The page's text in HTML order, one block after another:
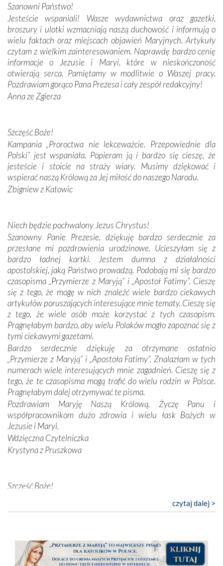
połączenie talentów z wytrwałością i pracowitością
budowniczych.
Podążyliśmy też śladami fatimskich wizjonerów – Łucji
dos Santos oraz świętych Hiacynty i Franciszka Marto.
Modliliśmy się przy ich grobach. Odprawiliśmy Drogę
Krzyżową w ich rodzinnych stronach, odwiedziliśmy
domy, w których żyli.
Darczyńców w ramach akcji „Twoje światło w Fatimie”.
Podczas tej kilkudniowej wyprawy na każdym kroku
spotykaliśmy się z serdeczną otwartością
Portugalczyków. Podziwialiśmy ich ludową sztukę i
zwyczaje. Mimo że nasze kraje są od siebie bardzo
oddalone, w żaden sposób nie czuliśmy się obco.
wspólnej wierze. Podczas wyjazdów do historycznych
miejsc, które znalazły się na trasie naszej pielgrzymki,
mieliśmy okazję przekonać się, że Maryja swoją opieką
otacza nie tylko nasz naród, lecz wszystkie nacje, które
się Jej ufnie oddają, a także każdą osobę, która zawierza
Jej siebie oraz swych bliskich.
Dzieje Portugalii to również historia wierności Bogu i
odstępstw, także w życiu władców. Trudne momenty w
wymiarze tak osobistym, jak i zbiorowym, przypominają o
konieczności ciągłego zabiegania o własną duszę i o łaskę
Opatrzności. Wierność przynosi pomyślność –
przynajmniej w życiu duchowym. Odstępstwo owocuje
nieszczęściem i śmiercią. Te uniwersalne prawdy
przychodziły na myśl, gdy słuchaliśmy opowieści
przewodników o portugalskich monarchach i wodzach,
zwycięskich bitwach i nieszczęśliwych losach grzesznych
kochanków.
Byli tym razem pośród Apostołów Fatimy reprezentanci
każdego spośród żyjących pokoleń. Najmłodszy uczestnik
liczył sobie 13 lat, zaś senior, pan Zdzisław – już 94.
Nasza pielgrzymka nie byłaby tak bogata w duchową treść
bez obecności duszpasterza – księdza Krzysztofa.
niezwykłej czci dla Matki Bożej śpiewemGodzinek
pięknych pieśni.
Szanowni Państwo!
Jesteście wspaniali! Wasze wydawnictwa oraz gazetki,
broszury i ulotki wzmacniają naszą duchowość i informują o
wielu faktach oraz miejscach objawień Maryjnych. Artykuły
czytam z wielkim zainteresowaniem. Naprawdę bardzo cenię
informacje o Jezusie i Maryi, które w nieskończoność
otwierają serca. Pamiętamy w modlitwie o Waszej pracy.
Pozdrawiam gorąco Pana Prezesa i cały zespół redakcyjny!
Anna ze Zgierza
Szczęść Boże!
Kampania „Proroctwa nie lekceważcie. Przepowiednie dla
Polski” jest wspaniała. Popieram ją i bardzo się cieszę, że
jesteście i stoicie na straży wiary. Musimy dziękować i
wspierać naszą Królową za Jej miłość do naszego Narodu.
Zbigniew z Katowic
Niech będzie pochwalony Jezus Chrystus!
Szanowny Panie Prezesie, dziękuję bardzo serdecznie za
przesłane mi pozdrowienia urodzinowe. Ucieszyłam się z
bardzo ładnej kartki. Jestem dumna z działalności
apostolskiej, jaką Państwo prowadzą. Podobają mi się bardzo
czasopisma „Przymierze z Maryją” i „Apostoł Fatimy”. Cieszę
się z tego, że mogę w nich znaleźć wiele bardzo ciekawych
artykułów poruszających interesujące mnie tematy. Cieszę się
z tego, że wiele osób może korzystać z tych czasopism.
Pragnęłabym bardzo, aby wielu Polaków mogło zapoznać się z
tymi ciekawymi gazetami.
Bardzo serdecznie dziękuję za otrzymane ostatnio
„Przymierze z Maryją” i „Apostoła Fatimy”. Znalazłam w tych
numerach wiele interesujących mnie zagadnień. Cieszę się z
tego, że te czasopisma mogą trafić do wielu rodzin w Polsce.
Pragnęłabym dalej otrzymywać te pisma.
Pozdrawiam Maryję Naszą Królową. Życzę Panu i
współpracownikom dużo zdrowia i wielu łask Bożych w
Jezusie i Maryi.
Wdzięczna Czytelniczka
Krystyna z Pruszkowa
Szczęść Boże!
to pismo, które bardzo sobie cenię i szanuję. Redagujecie
nas prowadzi!
Barbara
czytaj dalej >